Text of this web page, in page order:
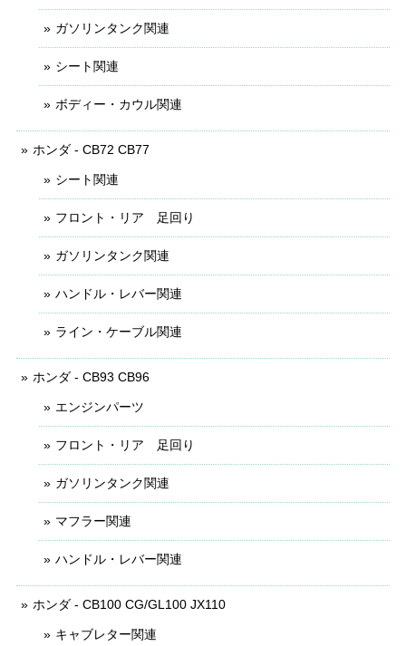
ガソリンタンク関連
シート関連
ボディー・カウル関連
ホンダ - CB72 CB77
シート関連
フロント・リア 足回り
ガソリンタンク関連
ハンドル・レバー関連
ライン・ケーブル関連
ホンダ - CB93 CB96
エンジンパーツ
フロント・リア 足回り
ガソリンタンク関連
マフラー関連
ハンドル・レバー関連
ホンダ - CB100 CG/GL100 JX110
キャブレター関連